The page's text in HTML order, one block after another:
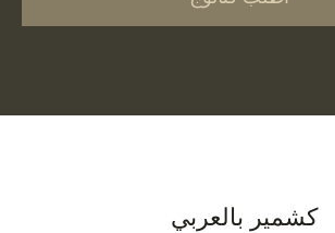
كشمير بالعربي